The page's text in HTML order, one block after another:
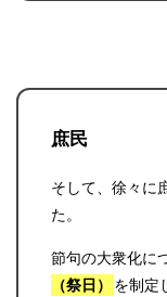
庶民
そして、徐々に
た。
節句の大衆化に
（祭日）
を制定